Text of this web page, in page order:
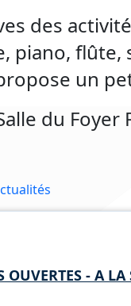
des
piano, flûte,
un
du Foyer
OUVERTES - A